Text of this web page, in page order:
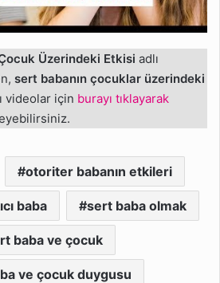
Üzerindeki Etkisi adlı
sert babanın çocuklar üzerindeki
videolar için burayı tıklayarak
otoriter babanın etkileri
baba sert baba olmak
baba ve çocuk
ve çocuk duygusu